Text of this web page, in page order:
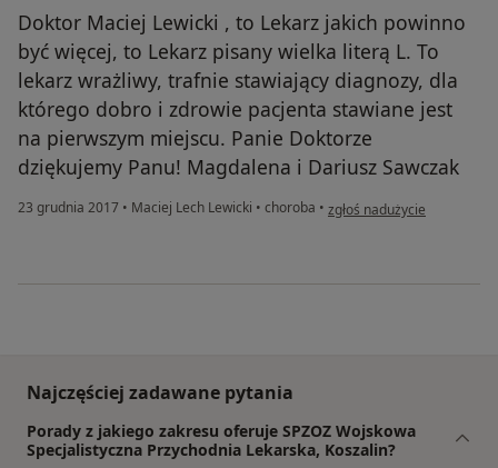
Doktor Maciej Lewicki , to Lekarz jakich powinno
być więcej, to Lekarz pisany wielka literą L. To
lekarz wrażliwy, trafnie stawiający diagnozy, dla
którego dobro i zdrowie pacjenta stawiane jest
na pierwszym miejscu. Panie Doktorze
dziękujemy Panu! Magdalena i Dariusz Sawczak
23 grudnia 2017 • Maciej Lech Lewicki • choroba • w opinii użytkownika
zgłoś nadużycie
Najczęściej zadawane pytania
Porady z jakiego zakresu oferuje SPZOZ Wojskowa
Specjalistyczna Przychodnia Lekarska, Koszalin?